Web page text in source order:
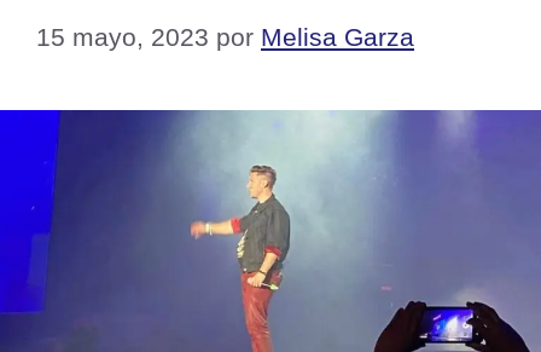
15 mayo, 2023 por Melisa Garza